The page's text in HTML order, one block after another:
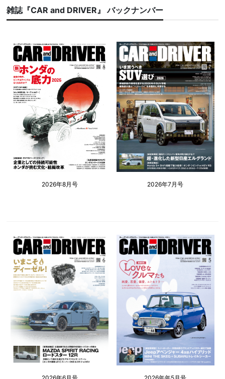
雑誌『CAR and DRIVER』 バックナンバー
2026年8月号 2026年7月号